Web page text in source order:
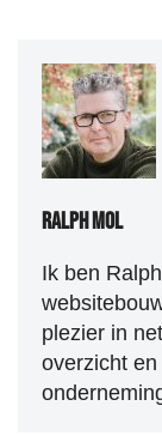
Ralph Mol
Ik ben
plezier in
overzicht